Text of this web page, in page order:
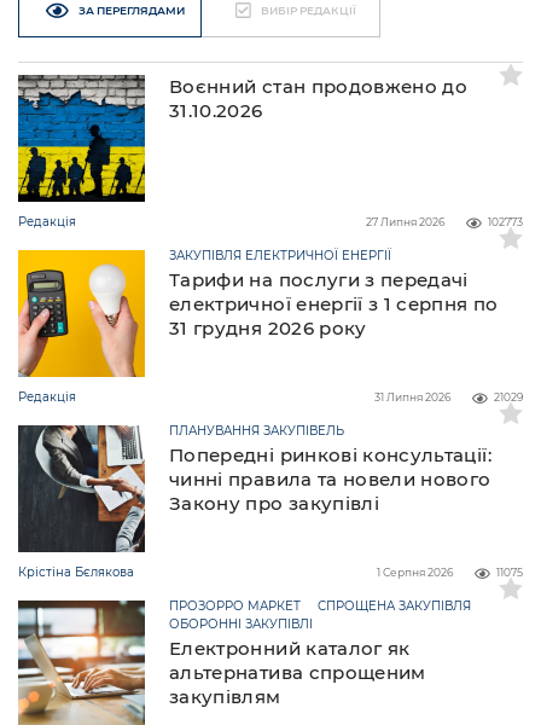
ЗА ПЕРЕГЛЯДАМИ ВИБІР РЕДАКЦІЇ
Воєнний стан продовжено до
31.10.2026
Редакція 102773
27 Липня 2026
Тарифи на послуги з передачі
електричної енергії з 1 серпня по
31 грудня 2026 року
ЗАКУПІВЛЯ ЕЛЕКТРИЧНОЇ ЕНЕРГІЇ
Редакція 21029
31 Липня 2026
Попередні ринкові консультації:
чинні правила та новели нового
Закону про закупівлі
ПЛАНУВАННЯ ЗАКУПІВЕЛЬ
Крістіна Бєлякова 11075
1 Серпня 2026
Електронний каталог як
альтернатива спрощеним
закупівлям
ПРОЗОРРО МАРКЕТ
СПРОЩЕНА ЗАКУПІВЛЯ
ОБОРОННІ ЗАКУПІВЛІ